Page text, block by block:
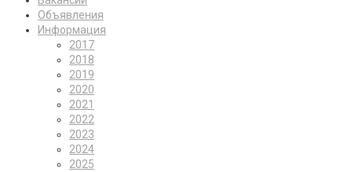
Объявления
Информация
2017
2018
2019
2020
2021
2022
2023
2024
2025